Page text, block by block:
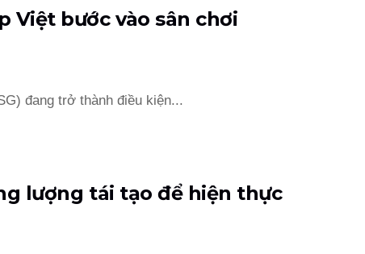
Việt bước vào sân chơi
đang trở thành điều kiện...
lượng tái tạo để hiện thực